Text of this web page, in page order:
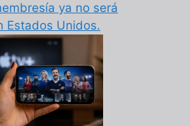
ya no será
Estados Unidos.